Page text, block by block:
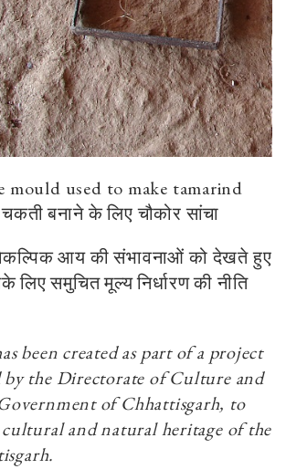
mould used to make tamarind
बनाने के लिए चौकोर सांचा
आय की संभावनाओं को देखते हुए
लिए समुचित मूल्य निर्धारण की नीति
been created as part of a project
by the Directorate of Culture and
of Chhattisgarh, to
and natural heritage of the